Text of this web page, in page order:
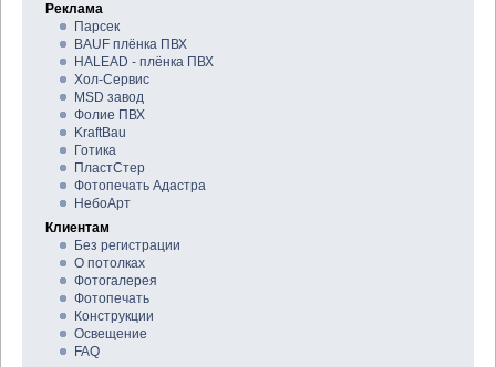
Реклама
Парсек
BAUF плёнка ПВХ
HALEAD - плёнка ПВХ
Хол-Сервис
MSD завод
Фолие ПВХ
KraftBau
Готика
ПластСтер
Фотопечать Адастра
НебоАрт
Клиентам
Без регистрации
О потолках
Фотогалерея
Фотопечать
Конструкции
Освещение
FAQ